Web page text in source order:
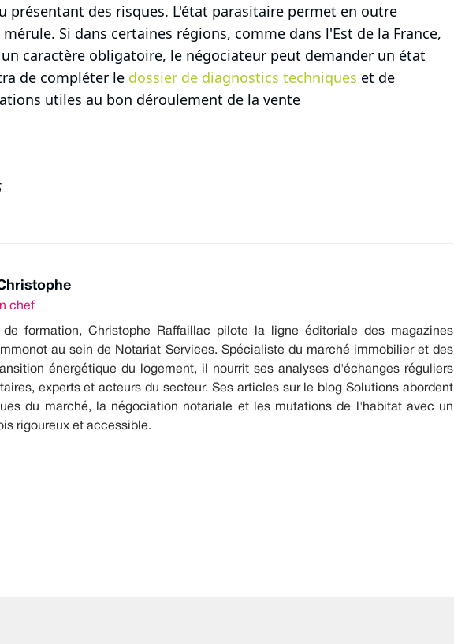
présentant des risques. L'état parasitaire permet en outre
Si dans certaines régions, comme dans l'Est de la France,
caractère obligatoire, le négociateur peut demander un état
de compléter le dossier de diagnostics techniques et de
utiles au bon déroulement de la vente
chef
de formation, Christophe Raffaillac pilote la ligne éditoriale des magazines
au sein de Notariat Services. Spécialiste du marché immobilier et des
énergétique du logement, il nourrit ses analyses d'échanges réguliers
experts et acteurs du secteur. Ses articles sur le blog Solutions abordent
du marché, la négociation notariale et les mutations de l'habitat avec un
rigoureux et accessible.